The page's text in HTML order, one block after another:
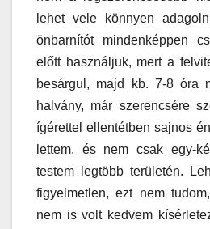
lehet vele könnyen
önbarnítót mindenképpen
előtt használjuk, mert a
besárgul, majd kb. 7-8 óra
halvány, már szerencsére
ígérettel ellentétben sajnos
lettem, és nem csak egy-
testem legtöbb területén.
figyelmetlen, ezt nem
nem is volt kedvem